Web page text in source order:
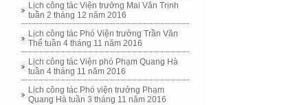
Lịch công tác Viện trưởng Mai Văn Trịnh
tuần 2 tháng 12 năm 2016
Lịch công tác Phó Viện trưởng Trần Văn
Thể tuần 4 tháng 11 năm 2016
Lịch công tác Viện phó Phạm Quang Hà
tuần 4 tháng 11 năm 2016
Lịch công tác Phó viện trưởng Phạm
Quang Hà tuần 3 tháng 11 năm 2016